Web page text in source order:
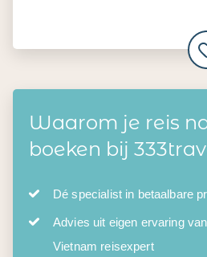
Waarom je reis
boeken bij
Dé specialist in betaalbare
Advies uit eigen ervaring
Vietnam reisexpert